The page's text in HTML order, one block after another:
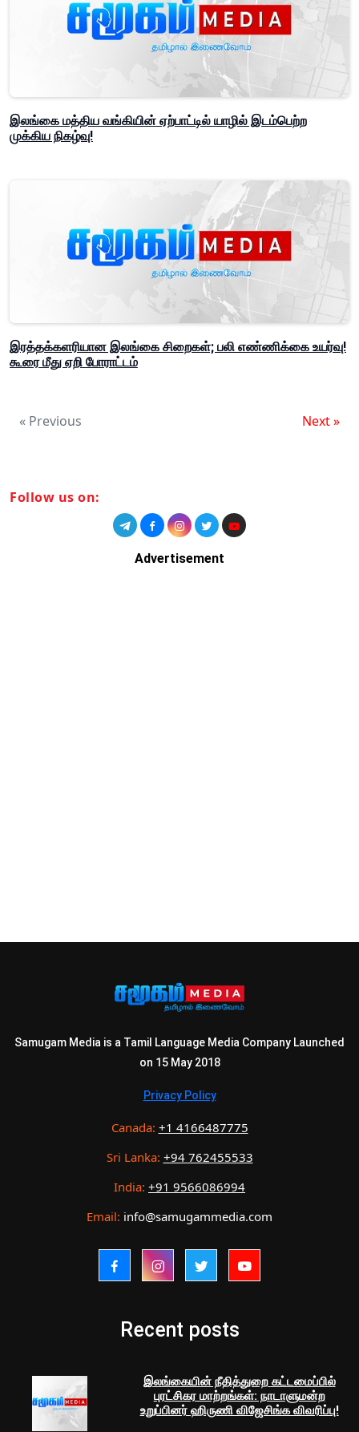
இலங்கை மத்திய வங்கியின் ஏற்பாட்டில் யாழில் இடம்பெற்ற
முக்கிய நிகழ்வு!
இரத்தக்களரியான இலங்கை சிறைகள்; பலி எண்ணிக்கை உயர்வு!
கூரை மீது ஏறி போராட்டம்
« Previous Next »
Follow us on:
Advertisement
Samugam Media is a Tamil Language Media Company Launched
on 15 May 2018
Privacy Policy
Canada: +1 4166487775
Sri Lanka: +94 762455533
India: +91 9566086994
Email: info@samugammedia.com
Recent posts
இலங்கையின் நீதித்துறை கட்டமைப்பில்
புரட்சிகர மாற்றங்கள்: நாடாளுமன்ற
உறுப்பினர் ஹிருணி விஜேசிங்க விவரிப்பு!